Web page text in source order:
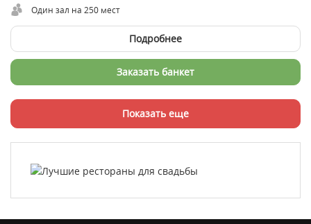
Один зал на 250 мест
Подробнее
Заказать банкет
Показать еще